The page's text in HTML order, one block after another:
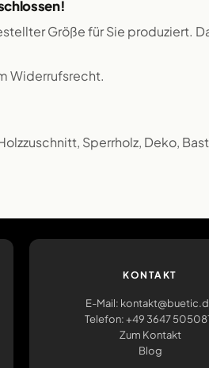
Größe für Sie produziert.
Widerrufsrecht.
Sperrholz, Deko,
KONTAKT
E-Mail:
Telefon: +49 3647
Zum Kontakt
Blog